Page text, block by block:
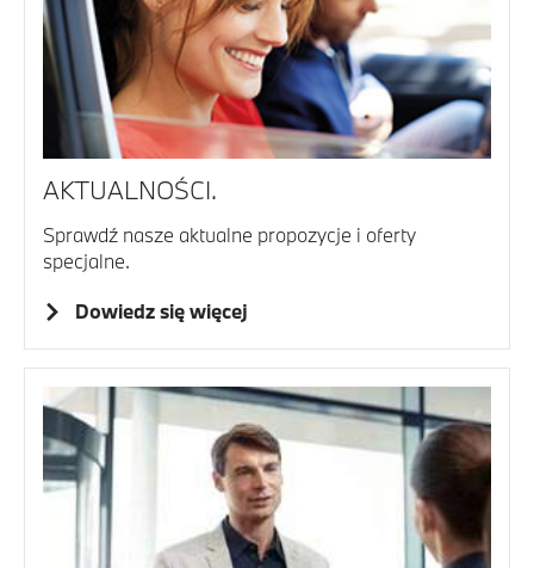
AKTUALNOŚCI.
Sprawdź nasze aktualne propozycje i oferty
specjalne.
Dowiedz się więcej